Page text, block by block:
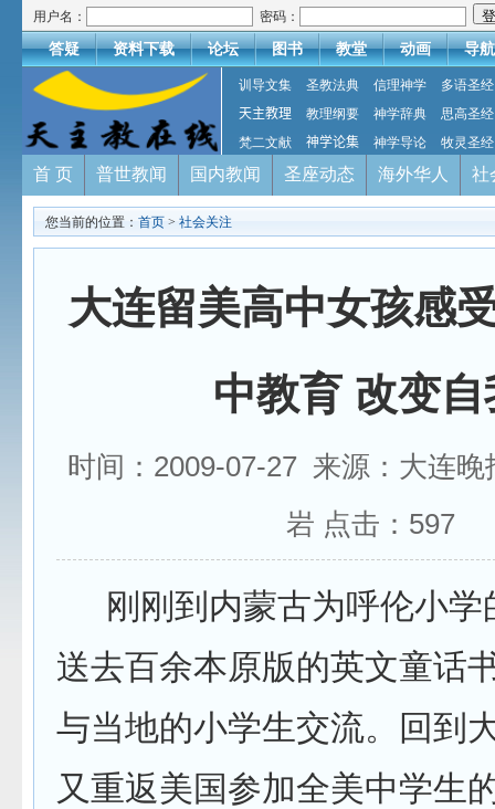
用户名： 密码：
答疑 资料下载 论坛 图书 教堂 动画 导航
训导文集 圣教法典 信理神学
多语圣经
天主教理
教理纲要 神学辞典
思高圣经
梵二文献
神学论集 神学导论 牧灵圣经
首 页 普世教闻 国内教闻 圣座动态 海外华人 社
您当前的位置： 首页 > 社会关注
大连留美高中女孩感
中教育 改变自
时间：2009-07-27 来源：大连
岩 点击： 597
刚刚到内蒙古为呼伦小学
送去百余本原版的英文童话
与当地的小学生交流。回到
又重返美国参加全美中学生